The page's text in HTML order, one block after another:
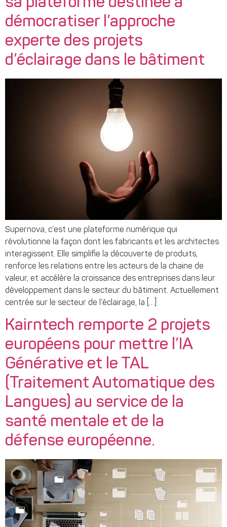
démocratiser l’approche
experte des projets
d’éclairage dans le bâtiment
Supernova, c’est une plateforme numérique qui
révolutionne la façon dont les fabricants et les architectes
interagissent. Elle simplifie la découverte de produits,
renforce les relations entre les acteurs de la chaine de
valeur, et accélère la croissance des entreprises dans leur
développement dans le secteur du bâtiment. Actuellement
centrée sur le secteur de l’éclairage, la […]
Kairntech remporte 2 projets
européens pour mettre l’IA
Générative et le TAL
(Traitement Automatique des
Langues) au service de la
santé mentale et de la
défense européenne.